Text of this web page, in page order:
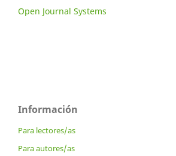
Open Journal Systems
Información
Para lectores/as
Para autores/as